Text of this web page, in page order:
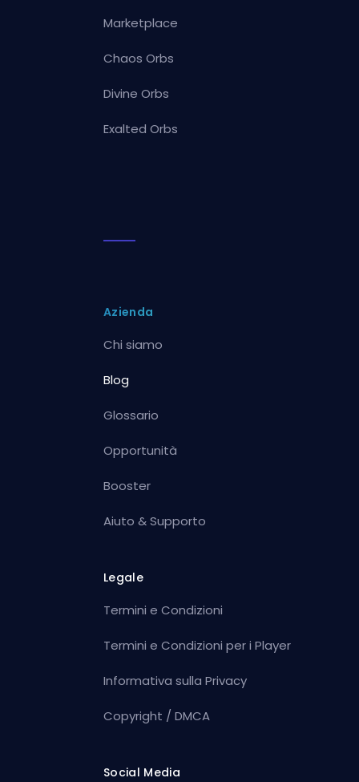
Marketplace
Chaos Orbs
Divine Orbs
Exalted Orbs
Azienda
Chi siamo
Blog
Glossario
Opportunità
Booster
Aiuto & Supporto
Legale
Termini e Condizioni
Termini e Condizioni per i Player
Informativa sulla Privacy
Copyright / DMCA
Social Media